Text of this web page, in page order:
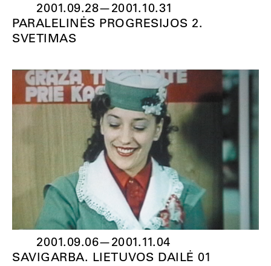
2001.09.28—2001.10.31
PARALELINĖS PROGRESIJOS 2.
SVETIMAS
2001.09.06—2001.11.04
SAVIGARBA. LIETUVOS DAILĖ 01